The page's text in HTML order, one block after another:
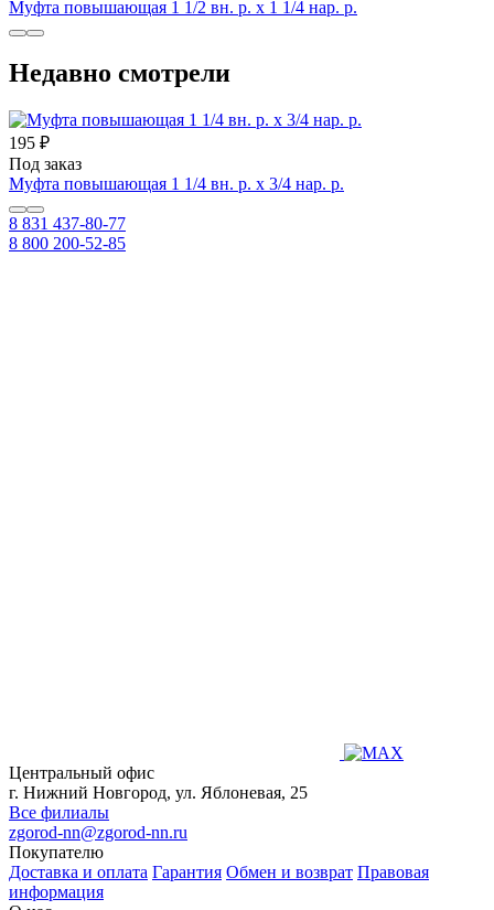
Муфта повышающая 1 1/2 вн. р. х 1 1/4 нар. р.
Недавно смотрели
195 ₽
Под заказ
Муфта повышающая 1 1/4 вн. р. х 3/4 нар. р.
8 831 437-80-77
8 800 200-52-85
Центральный офис
г. Нижний Новгород, ул. Яблоневая, 25
Все филиалы
zgorod-nn@zgorod-nn.ru
Покупателю
Доставка и оплата Гарантия Обмен и возврат Правовая
информация